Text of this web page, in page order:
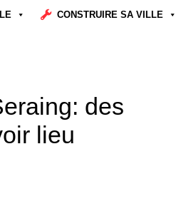
CONSTRUIRE SA VILLE
des
lieu